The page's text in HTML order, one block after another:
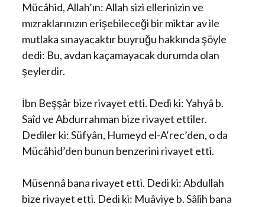
Mücâhid, Allah’ın: Allah sizi ellerinizin ve
mızraklarınızın erişebileceği bir miktar av ile
mutlaka sınayacaktır buyruğu hakkında şöyle
dedi: Bu, avdan kaçamayacak durumda olan
şeylerdir.
İbn Beşşâr bize rivayet etti. Dedi ki: Yahyâ b.
Saîd ve Abdurrahman bize rivayet ettiler.
Dediler ki: Süfyân, Humeyd el-A‘rec’den, o da
Mücâhid’den bunun benzerini rivayet etti.
Müsennâ bana rivayet etti. Dedi ki: Abdullah
bize rivayet etti. Dedi ki: Muâviye b. Sâlih bana